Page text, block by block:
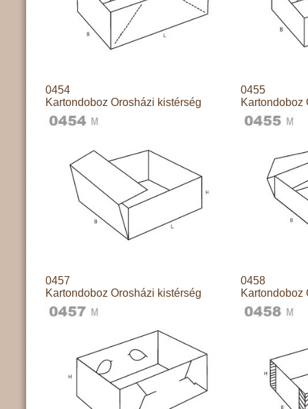
0454
Kartondoboz Orosházi kistérség
0455
Kartondoboz
0457
Kartondoboz Orosházi kistérség
0458
Kartondoboz